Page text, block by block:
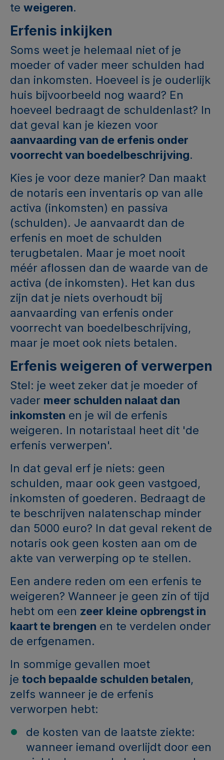
te weigeren.
Erfenis inkijken
Soms weet je helemaal niet of je
moeder of vader meer schulden had
dan inkomsten. Hoeveel is je ouderlijk
huis bijvoorbeeld nog waard? En
hoeveel bedraagt de schuldenlast? In
dat geval kan je kiezen voor
aanvaarding van de erfenis onder
voorrecht van boedelbeschrijving.
Kies je voor deze manier? Dan maakt
de notaris een inventaris op van alle
activa (inkomsten) en passiva
(schulden). Je aanvaardt dan de
erfenis en moet de schulden
terugbetalen. Maar je moet nooit
méér aflossen dan de waarde van de
activa (de inkomsten). Het kan dus
zijn dat je niets overhoudt bij
aanvaarding van erfenis onder
voorrecht van boedelbeschrijving,
maar je moet ook niets betalen.
Erfenis weigeren of verwerpen
Stel: je weet zeker dat je moeder of
vader meer schulden nalaat dan
inkomsten en je wil de erfenis
weigeren. In notaristaal heet dit 'de
erfenis verwerpen'.
In dat geval erf je niets: geen
schulden, maar ook geen vastgoed,
inkomsten of goederen. Bedraagt de
te beschrijven nalatenschap minder
dan 5000 euro? In dat geval rekent de
notaris ook geen kosten aan om de
akte van verwerping op te stellen.
Een andere reden om een erfenis te
weigeren? Wanneer je geen zin of tijd
hebt om een zeer kleine opbrengst in
kaart te brengen en te verdelen onder
de erfgenamen.
In sommige gevallen moet
je toch bepaalde schulden betalen,
zelfs wanneer je de erfenis
verworpen hebt:
de kosten van de laatste ziekte:
wanneer iemand overlijdt door een